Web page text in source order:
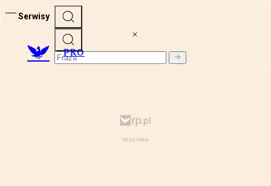
Serwisy
PRO